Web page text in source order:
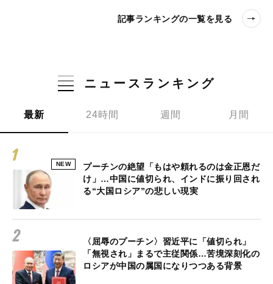
記事ランキングの一覧を見る
ニュースランキング
最新 24時間 週間 月間
NEW
プーチンの絶望「もはや頼れるのは金正恩だ
け」…中国に値切られ、インドに振り回され
る“大国ロシア”の悲しい現実
〈屈辱のプーチン〉習近平に「値切られ」
「無視され」まるで主従関係…苦境深刻化の
ロシアが中国の属国になりつつある背景